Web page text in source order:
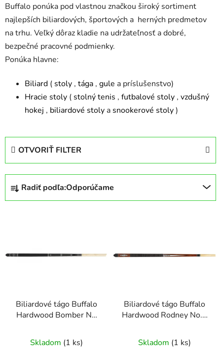
Buffalo ponúka pod vlastnou značkou široký sortiment
najlepších biliardových, športových a herných predmetov
na trhu. Veľký dôraz kladie na udržateľnosť a dobré,
bezpečné pracovné podmienky.
Ponúka hlavne:
Biliard ( stoly , tága , gule a príslušenstvo)
Hracie stoly ( stolný tenis , futbalové stoly , vzdušný
hokej , biliardové stoly a snookerové stoly)
OTVORIŤ FILTER
R
d
e
Radiť podľa:Odporúčame
i
Biliardové tágo Buffalo
Hardwood Bomber Nr.
Skladom (1 ks)
Biliardové tágo Buffalo
Hardwood Rodney No.4
Skladom (1 ks)